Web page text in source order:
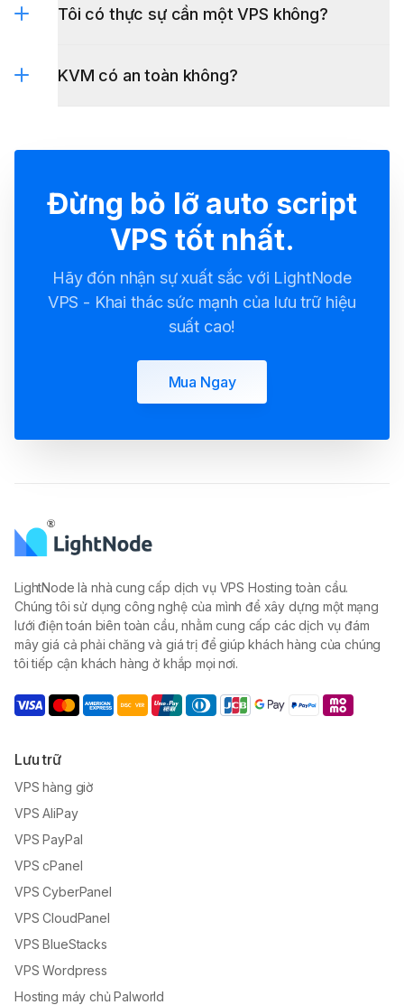
Tôi có thực sự cần một VPS không?
KVM có an toàn không?
Đừng bỏ lỡ auto script
VPS tốt nhất.
Hãy đón nhận sự xuất sắc với LightNode
VPS - Khai thác sức mạnh của lưu trữ hiệu
suất cao!
Mua Ngay
LightNode là nhà cung cấp dịch vụ VPS Hosting toàn cầu.
Chúng tôi sử dụng công nghệ của mình để xây dựng một mạng
lưới điện toán biên toàn cầu, nhằm cung cấp các dịch vụ đám
mây giá cả phải chăng và giá trị để giúp khách hàng của chúng
tôi tiếp cận khách hàng ở khắp mọi nơi.
Lưu trữ
VPS hàng giờ
VPS AliPay
VPS PayPal
VPS cPanel
VPS CyberPanel
VPS CloudPanel
VPS BlueStacks
VPS Wordpress
Hosting máy chủ Palworld